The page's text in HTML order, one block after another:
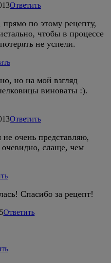
Ответить
по этому рецепту,
чтобы в процессе
не успели.
но на мой взгляд
виноваты :).
Ответить
очень представляю,
очевидно, слаще, чем
Спасибо за рецепт!
Ответить